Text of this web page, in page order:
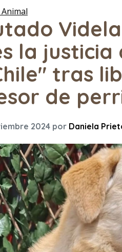
la justicia
tras
de
2024 por Daniela